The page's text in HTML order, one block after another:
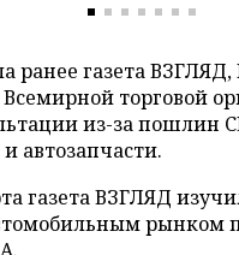
ранее газета
Всемирной торговой
из-за пошлин
автозапчасти.
газета ВЗГЛЯД
рынком